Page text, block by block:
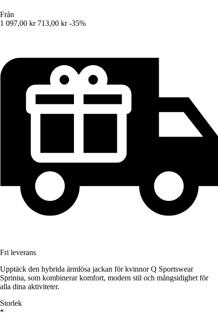
Från
1 097,00 kr 713,00 kr -35%
Fri leverans
Upptäck den hybrida ärmlösa jackan för kvinnor Q Sportswear
Sprinna, som kombinerar komfort, modern stil och mångsidighet för
alla dina aktiviteter.
Storlek
*